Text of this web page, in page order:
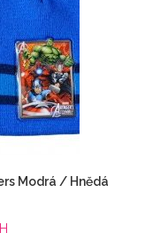
Modrá / Hnědá